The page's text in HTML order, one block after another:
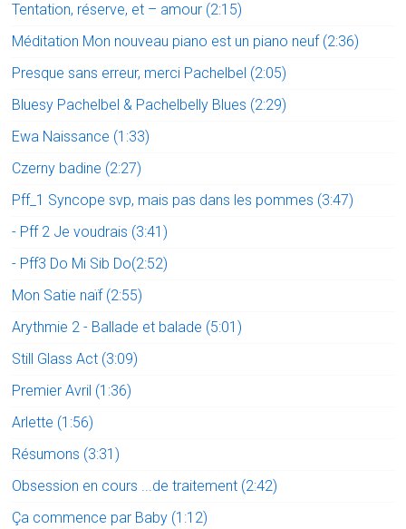
Tentation, réserve, et – amour (2:15)
Méditation Mon nouveau piano est un piano neuf (2:36)
Presque sans erreur, merci Pachelbel (2:05)
Bluesy Pachelbel & Pachelbelly Blues (2:29)
Ewa Naissance (1:33)
Czerny badine (2:27)
Pff_1 Syncope svp, mais pas dans les pommes (3:47)
- Pff 2 Je voudrais (3:41)
- Pff3 Do Mi Sib Do(2:52)
Mon Satie naïf (2:55)
Arythmie 2 - Ballade et balade (5:01)
Still Glass Act (3:09)
Premier Avril (1:36)
Arlette (1:56)
Résumons (3:31)
Obsession en cours ...de traitement (2:42)
Ça commence par Baby (1:12)